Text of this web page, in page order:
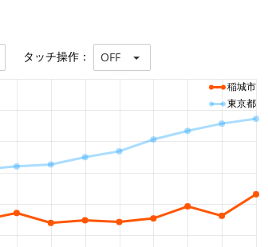
タッチ操作： OFF
稲城市
東京都